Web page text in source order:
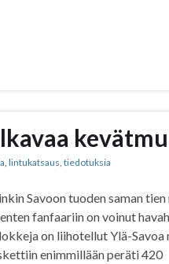
lintukatsaus tiedotuksia
Savoon tuoden saman tien
fanfaariin on voinut
on liihotellut Ylä-Savoa
enimmillään peräti 420